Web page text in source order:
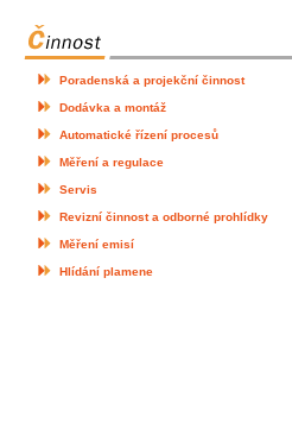
Poradenská a projekční činnost
Dodávka a montáž
Automatické řízení procesů
Měření a regulace
Servis
Revizní činnost a odborné prohlídky
Měření emisí
Hlídání plamene